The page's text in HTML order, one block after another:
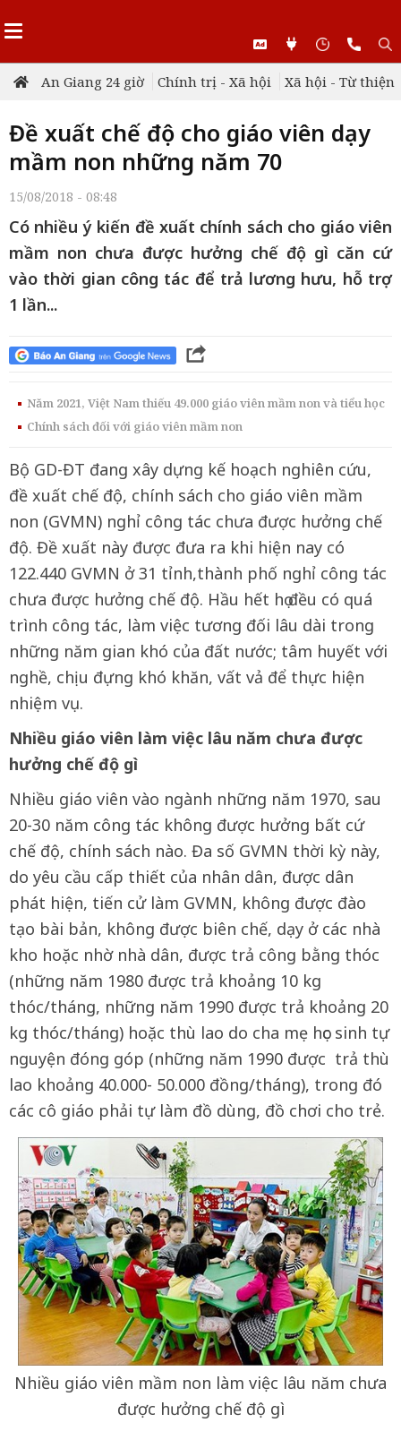
An Giang 24 giờ Chính trị - Xã hội Xã hội - Từ thiện
Đề xuất chế độ cho giáo viên dạy
mầm non những năm 70
15/08/2018 - 08:48
Có nhiều ý kiến đề xuất chính sách cho giáo viên
mầm non chưa được hưởng chế độ gì căn cứ
vào thời gian công tác để trả lương hưu, hỗ trợ
1 lần...
Năm 2021, Việt Nam thiếu 49.000 giáo viên mầm non và tiểu học
Chính sách đối với giáo viên mầm non
Bộ GD-ĐT đang xây dựng kế hoạch nghiên cứu,
đề xuất chế độ, chính sách cho giáo viên mầm
non (GVMN) nghỉ công tác chưa được hưởng chế
độ. Đề xuất này được đưa ra khi hiện nay có
122.440 GVMN ở 31 tỉnh,thành phố nghỉ công tác
chưa được hưởng chế độ. Hầu hết họ đều có quá
trình công tác, làm việc tương đối lâu dài trong
những năm gian khó của đất nước; tâm huyết với
nghề, chịu đựng khó khăn, vất vả để thực hiện
nhiệm vụ.
Nhiều giáo viên làm việc lâu năm chưa được
hưởng chế độ gì
Nhiều giáo viên vào ngành những năm 1970, sau
20-30 năm công tác không được hưởng bất cứ
chế độ, chính sách nào. Đa số GVMN thời kỳ này,
do yêu cầu cấp thiết của nhân dân, được dân
phát hiện, tiến cử làm GVMN, không được đào
tạo bài bản, không được biên chế, dạy ở các nhà
kho hoặc nhờ nhà dân, được trả công bằng thóc
(những năm 1980 được trả khoảng 10 kg
thóc/tháng, những năm 1990 được trả khoảng 20
kg thóc/tháng) hoặc thù lao do cha mẹ học sinh tự
nguyện đóng góp (những năm 1990 được trả thù
lao khoảng 40.000- 50.000 đồng/tháng), trong đó
các cô giáo phải tự làm đồ dùng, đồ chơi cho trẻ.
Nhiều giáo viên mầm non làm việc lâu năm chưa
được hưởng chế độ gì